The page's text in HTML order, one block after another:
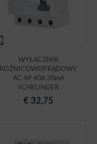
WYŁĄCZNIK
RÓŻNICOWOPRĄDOWY
AC 4P 40A 30mA
SCHELINGER
€ 32,75